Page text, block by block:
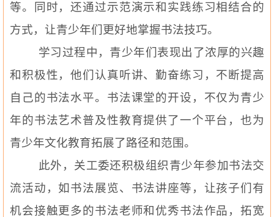
等。同时，还通过示范演示和实践练习相结合的
方式，让青少年们更好地掌握书法技巧。
学习过程中，青少年们表现出了浓厚的兴趣
和积极性，他们认真听讲、勤奋练习，不断提高
自己的书法水平。书法课堂的开设，不仅为青少
年的书法艺术普及性教育提供了一个平台，也为
青少年文化教育拓展了路径和范围。
此外，关工委还积极组织青少年参加书法交
流活动，如书法展览、书法讲座等，让孩子们有
机会接触更多的书法老师和优秀书法作品，拓宽